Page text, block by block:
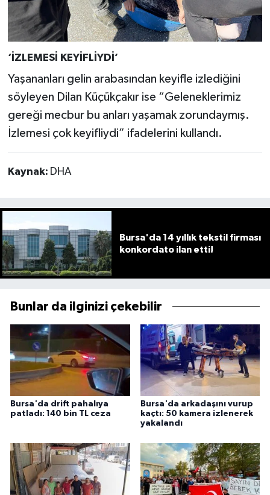
‘İZLEMESİ KEYİFLİYDİ’
Yaşananları gelin arabasından keyifle izlediğini
söyleyen Dilan Küçükçakır ise “Geleneklerimiz
gereği mecbur bu anları yaşamak zorundaymış.
İzlemesi çok keyifliydi” ifadelerini kullandı.
Kaynak: DHA
Bursa'da 14 yıllık tekstil firması
konkordato ilan etti!
Bunlar da ilginizi çekebilir
Bursa'da drift pahalıya
patladı: 140 bin TL ceza
Bursa'da arkadaşını vurup
kaçtı: 50 kamera izlenerek
yakalandı